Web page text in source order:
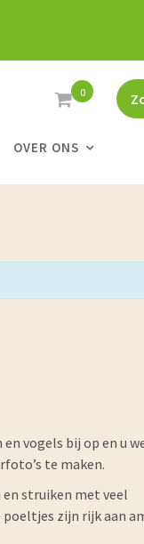
0
OVER ONS
vogels bij op en u
te maken.
struiken met veel
poeltjes zijn rijk aan